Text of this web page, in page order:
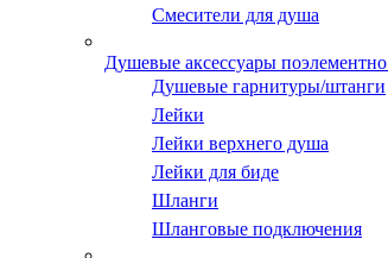
Смесители для душа
Душевые аксессуары поэлементно
Душевые гарнитуры/штанги
Лейки
Лейки верхнего душа
Лейки для биде
Шланги
Шланговые подключения